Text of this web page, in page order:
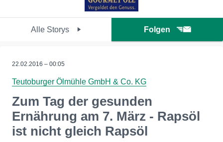
Alle Storys Folgen
22.02.2016 – 00:05
Teutoburger Ölmühle GmbH & Co. KG
Zum Tag der gesunden
Ernährung am 7. März - Rapsöl
ist nicht gleich Rapsöl